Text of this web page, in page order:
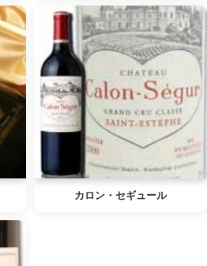
カロン・セギュール